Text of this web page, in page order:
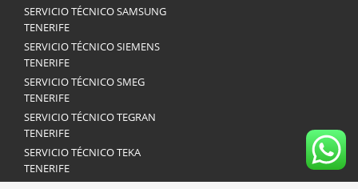
SERVICIO TÉCNICO SAMSUNG
TENERIFE
SERVICIO TÉCNICO SIEMENS
TENERIFE
SERVICIO TÉCNICO SMEG
TENERIFE
SERVICIO TÉCNICO TEGRAN
TENERIFE
SERVICIO TÉCNICO TEKA
TENERIFE